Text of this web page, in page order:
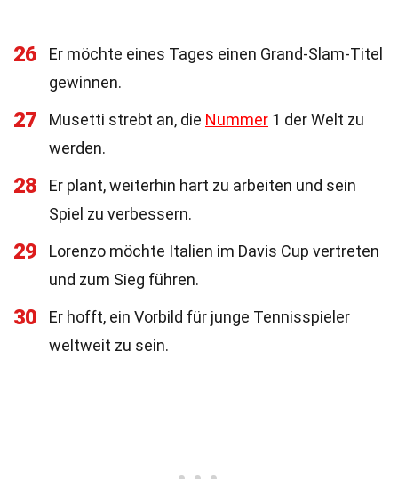
26
Er möchte eines Tages einen Grand-Slam-Titel
gewinnen.
27 Musetti strebt an, die Nummer 1 der Welt zu
werden.
28
Er plant, weiterhin hart zu arbeiten und sein
Spiel zu verbessern.
29
Lorenzo möchte Italien im Davis Cup vertreten
und zum Sieg führen.
30
Er hofft, ein Vorbild für junge Tennisspieler
weltweit zu sein.